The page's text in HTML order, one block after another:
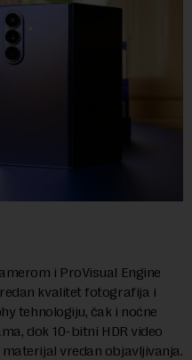
i ProVisual Engine
kvalitet fotografija i
tehnologiju, čak i noćne
dok 10-bitni HDR video
vredan objavljivanja.